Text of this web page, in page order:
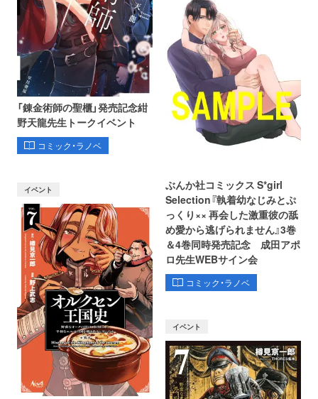
「錬金術師の聖櫃」発売記念紺
野天龍先生トークイベント
コミック・ラノベ
ぶんか社コミックス S*girl
Selection『執着幼なじみとぷ
っくり×× 再会した激重彼の舐
め愛から逃げられません』3巻
＆4巻同時発売記念 成田アポ
ロ先生WEBサイン会
コミック・ラノベ
イベント
イベント